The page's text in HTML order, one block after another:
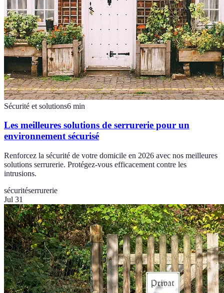
Sécurité et solutions6 min
Les meilleures solutions de serrurerie pour un
environnement sécurisé
Renforcez la sécurité de votre domicile en 2026 avec nos meilleures
solutions serrurerie. Protégez-vous efficacement contre les
intrusions.
sécuritéserrurerie
Jul 31